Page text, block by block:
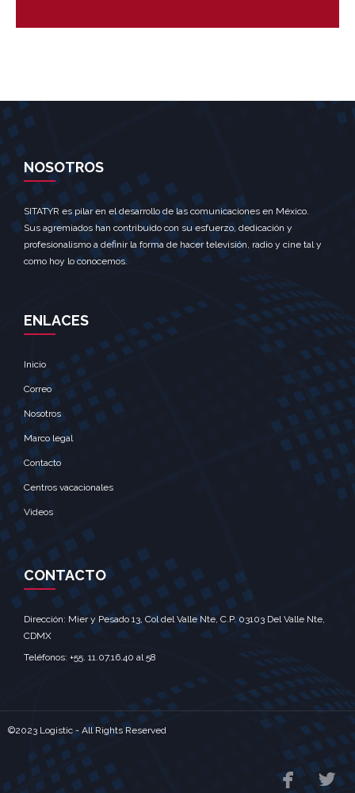
NOSOTROS
SITATYR es pilar en el desarrollo de las comunicaciones en México.
Sus agremiados han contribuido con su esfuerzo, dedicación y
profesionalismo a definir la forma de hacer televisión, radio y cine tal y
como hoy lo conocemos.
ENLACES
Inicio
Correo
Nosotros
Marco legal
Contacto
Centros vacacionales
Videos
CONTACTO
Dirección: Mier y Pesado 13, Col del Valle Nte, C.P. 03103 Del Valle Nte,
CDMX‎
Teléfonos: +55. 11.07.16.40 al 58‎
©2023 Logistic - All Rights Reserved
 